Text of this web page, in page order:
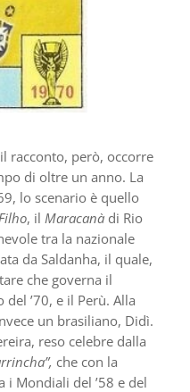
racconto, però, occorre
di oltre un anno. La
lo scenario è quello
, il Maracanà di Rio
tra la nazionale
da Saldanha, il quale,
che governa il
’70, e il Perù. Alla
un brasiliano, Didì.
reso celebre dalla
che con la
i Mondiali del ’58 e del